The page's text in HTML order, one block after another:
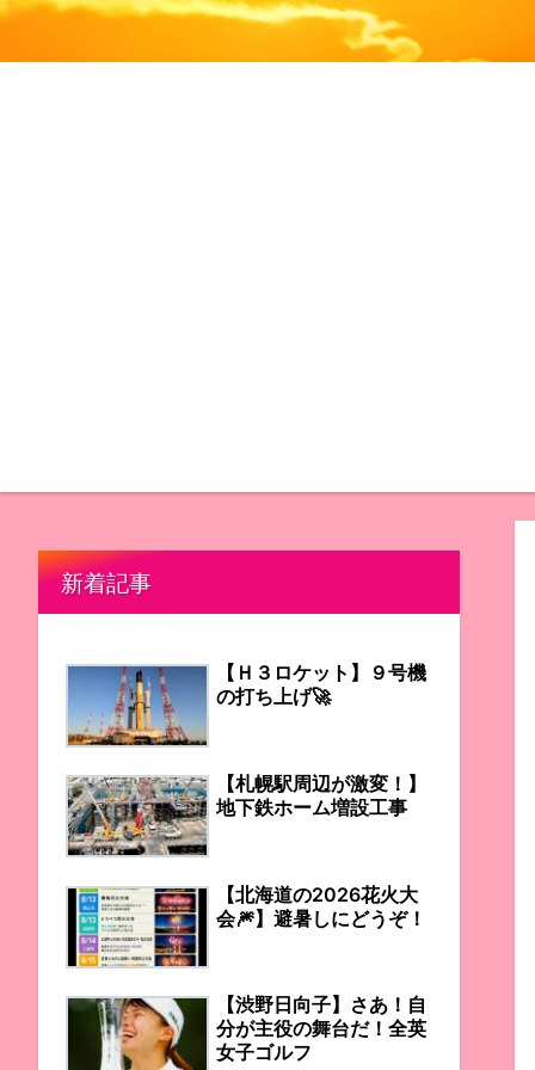
新着記事
【Ｈ３ロケット】９号機
の打ち上げ🚀
【札幌駅周辺が激変！】
地下鉄ホーム増設工事
【北海道の2026花火大
会🎆】避暑しにどうぞ！
【渋野日向子】さあ！自
分が主役の舞台だ！全英
女子ゴルフ